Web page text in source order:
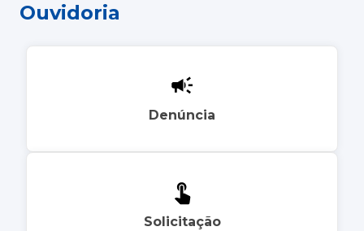
Ouvidoria
Denúncia
Solicitação